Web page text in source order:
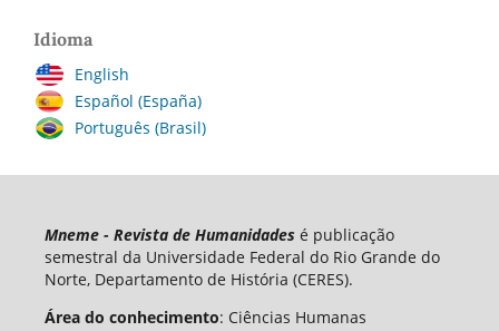
Idioma
English
Español (España)
Português (Brasil)
Mneme - Revista de Humanidades é publicação
semestral da Universidade Federal do Rio Grande do
Norte, Departamento de História (CERES).
Área do conhecimento: Ciências Humanas